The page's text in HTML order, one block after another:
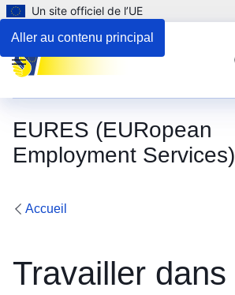
Aller au contenu principal
Un site officiel de l’UE
EURES (EURopean
Employment Services)
Menu
Accueil
Travailler dans